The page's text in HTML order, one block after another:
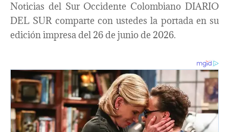
Noticias del Sur Occidente Colombiano DIARIO
DEL SUR comparte con ustedes la portada en su
edición impresa del 26 de junio de 2026.